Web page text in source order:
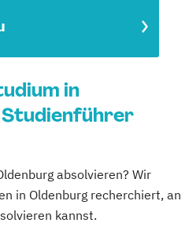
in
Studienführer
absolvieren? Wir
in Oldenburg recherchiert, an
kannst.